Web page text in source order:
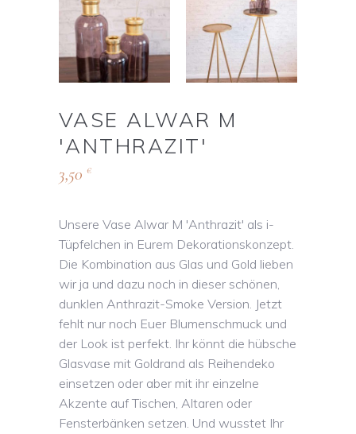
VASE ALWAR M
'ANTHRAZIT'
3,50 €
Unsere Vase Alwar M 'Anthrazit' als i-
Tüpfelchen in Eurem Dekorationskonzept.
Die Kombination aus Glas und Gold lieben
wir ja und dazu noch in dieser schönen,
dunklen Anthrazit-Smoke Version. Jetzt
fehlt nur noch Euer Blumenschmuck und
der Look ist perfekt. Ihr könnt die hübsche
Glasvase mit Goldrand als Reihendeko
einsetzen oder aber mit ihr einzelne
Akzente auf Tischen, Altaren oder
Fensterbänken setzen. Und wusstet Ihr